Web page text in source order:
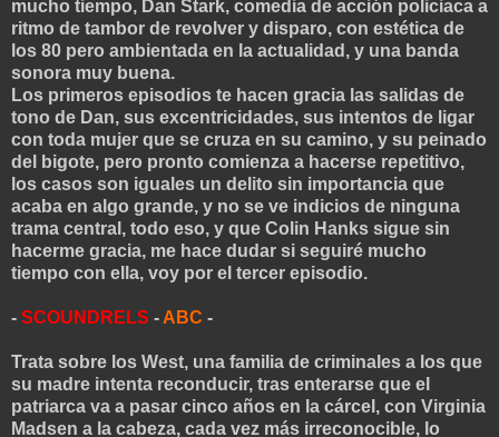
mucho tiempo, Dan Stark, comedia de acción policiaca a
ritmo de tambor de revolver y disparo, con estética de
los 80 pero ambientada en la actualidad, y una banda
sonora muy buena.
Los primeros episodios te hacen gracia las salidas de
tono de Dan, sus excentricidades, sus intentos de ligar
con toda mujer que se cruza en su camino, y su peinado
del bigote, pero pronto comienza a hacerse repetitivo,
los casos son iguales un delito sin importancia que
acaba en algo grande, y no se ve indicios de ninguna
trama central, todo eso, y que Colin Hanks sigue sin
hacerme gracia, me hace dudar si seguiré mucho
tiempo con ella, voy por el tercer episodio.
- SCOUNDRELS - ABC -
Trata sobre los West, una familia de criminales a los que
su madre intenta reconducir, tras enterarse que el
patriarca va a pasar cinco años en la cárcel, con Virginia
Madsen a la cabeza, cada vez más irreconocible, lo